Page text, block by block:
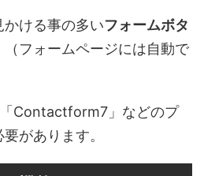
かける事の多いフォームボタ
（フォームページには自動で
Contactform7」などのプ
があります。